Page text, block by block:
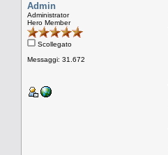
Admin
Administrator
Hero Member
Scollegato
Messaggi: 31.672